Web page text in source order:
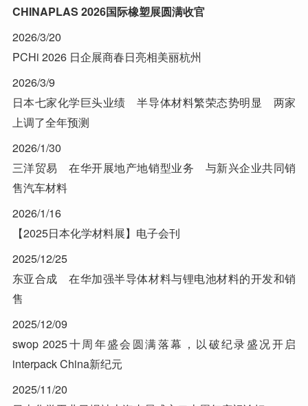
CHINAPLAS 2026国际橡塑展圆满收官
2026/3/20
PCHi 2026 日企展商春日亮相美丽杭州
2026/3/9
日本七家化学巨头业绩 半导体材料繁荣态势明显 两家
上调了全年预测
2026/1/30
三洋贸易 在华开展地产地销型业务 与新兴企业共同销
售汽车材料
2026/1/16
【2025日本化学材料展】电子会刊
2025/12/25
东亚合成 在华加强半导体材料与锂电池材料的开发和销
售
2025/12/09
swop 2025十周年盛会圆满落幕，以破纪录盛况开启
interpack China新纪元
2025/11/20